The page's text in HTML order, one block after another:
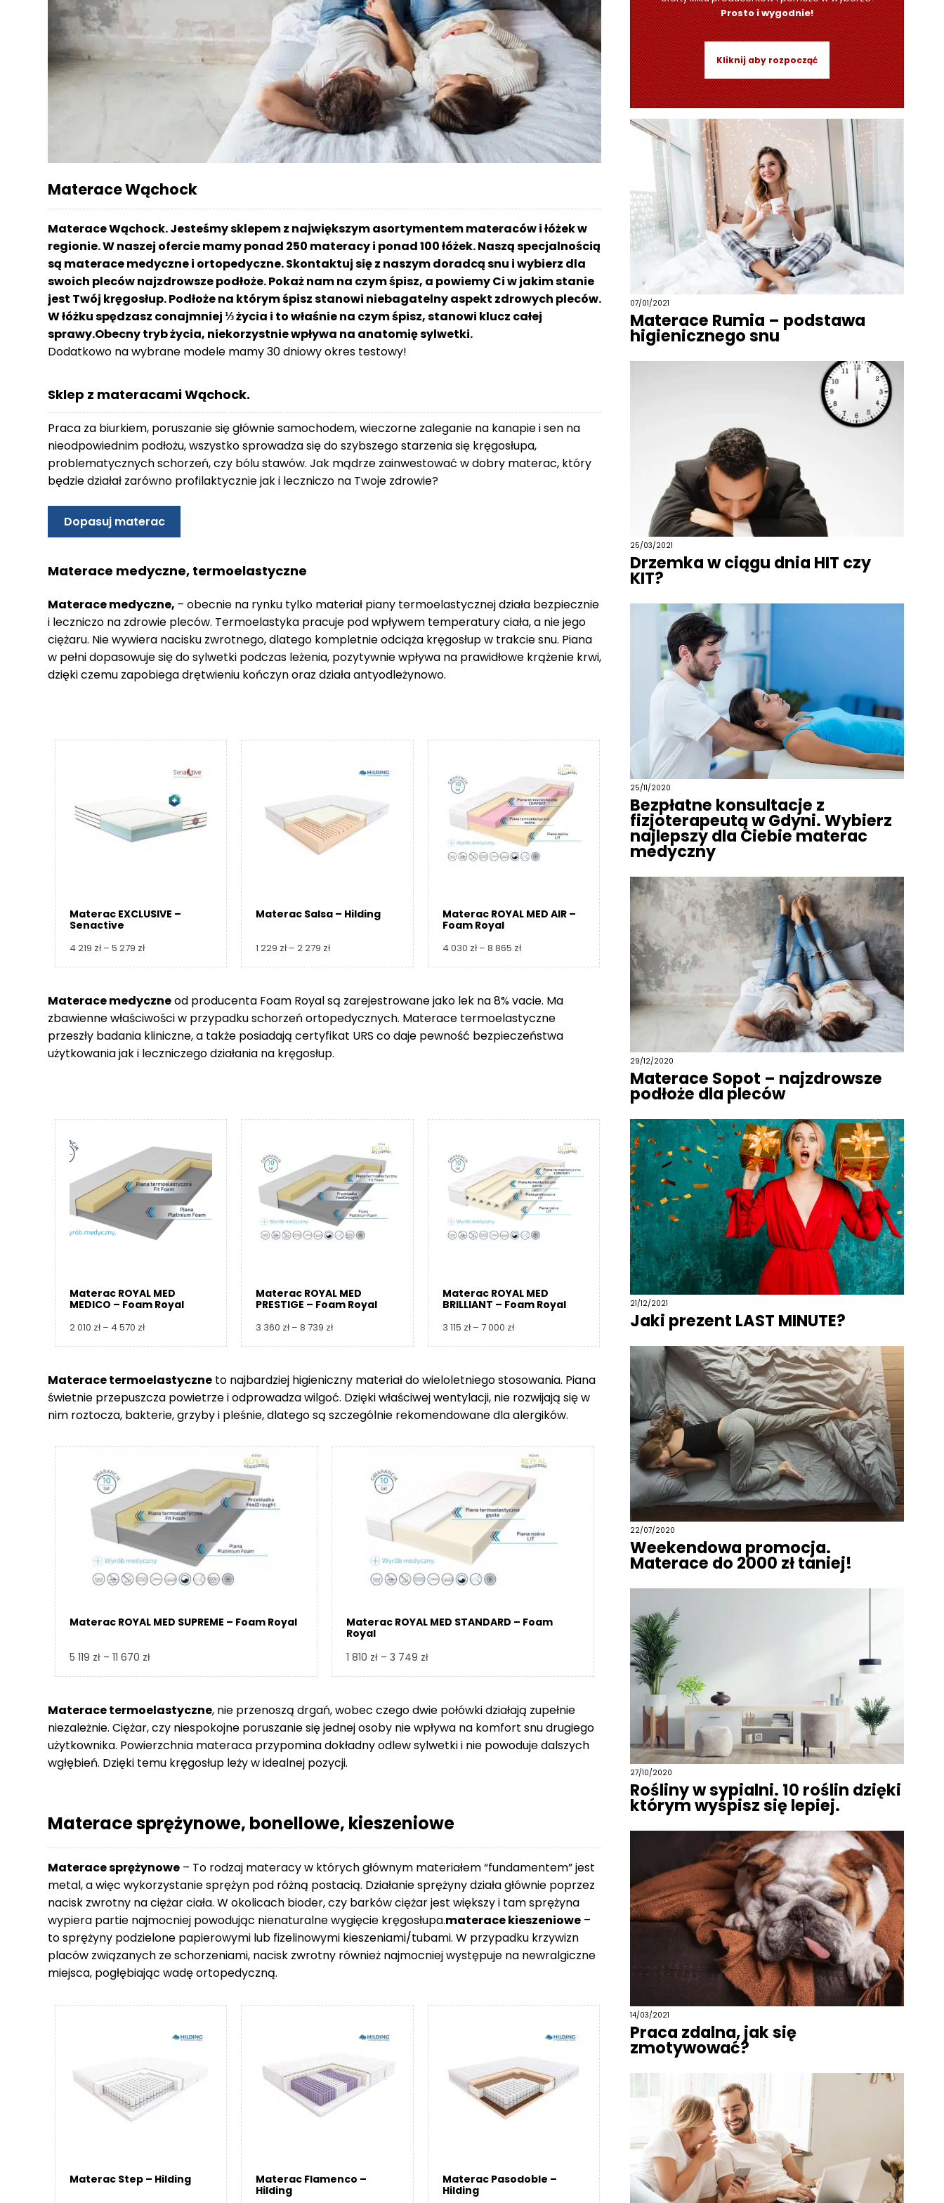
Materace Wąchock
Materace Wąchock. Jesteśmy sklepem z największym asortymentem materaców i łóżek w
regionie. W naszej ofercie mamy ponad 250 materacy i ponad 100 łóżek. Naszą specjalnością
są materace medyczne i ortopedyczne. Skontaktuj się z naszym doradcą snu i wybierz dla
swoich pleców najzdrowsze podłoże. Pokaż nam na czym śpisz, a powiemy Ci w jakim stanie
jest Twój kręgosłup. Podłoże na którym śpisz stanowi niebagatelny aspekt zdrowych pleców.
W łóżku spędzasz conajmniej ⅓ życia i to właśnie na czym śpisz, stanowi klucz całej
sprawy.Obecny tryb życia, niekorzystnie wpływa na anatomię sylwetki.
Dodatkowo na wybrane modele mamy 30 dniowy okres testowy!
Sklep z materacami Wąchock.
Praca za biurkiem, poruszanie się głównie samochodem, wieczorne zaleganie na kanapie i sen na
nieodpowiednim podłożu, wszystko sprowadza się do szybszego starzenia się kręgosłupa,
problematycznych schorzeń, czy bólu stawów. Jak mądrze zainwestować w dobry materac, który
będzie działał zarówno profilaktycznie jak i leczniczo na Twoje zdrowie?
Dopasuj materac
Materace medyczne, termoelastyczne
Materace medyczne, – obecnie na rynku tylko materiał piany termoelastycznej działa bezpiecznie
i leczniczo na zdrowie pleców. Termoelastyka pracuje pod wpływem temperatury ciała, a nie jego
ciężaru. Nie wywiera nacisku zwrotnego, dlatego kompletnie odciąża kręgosłup w trakcie snu. Piana
w pełni dopasowuje się do sylwetki podczas leżenia, pozytywnie wpływa na prawidłowe krążenie krwi,
dzięki czemu zapobiega drętwieniu kończyn oraz działa antyodleżynowo.
Materac EXCLUSIVE –
Senactive
4 219 zł – 5 279 złZakres
219 zł
do
5
279 zł
Materac Salsa – Hilding
1 229 zł – 2 279 złZakres
229 zł
do
2
Materac ROYAL MED AIR –
Foam Royal
4 030 zł – 8 865 złZakres
030 zł
do
8
Materace medyczneod producenta Foam Royal są zarejestrowane jako lek na 8% vacie. Ma
zbawienne właściwości w przypadku schorzeń ortopedycznych. Materace termoelastyczne
przeszły badania kliniczne, a także posiadają certyfikat URS co daje pewność bezpieczeństwa
użytkowania jak i leczniczego działania na kręgosłup.
Materac ROYAL MED
MEDICO – Foam Royal
2 010 zł – 4 570 złZakres
010 zł
do
4
Materac ROYAL MED
PRESTIGE – Foam Royal
3 360 zł – 8 739 złZakres
360 zł
do
8
Materac ROYAL MED
BRILLIANT – Foam Royal
3 115 zł – 7 000 złZakres
115 zł
do
7
000 zł
Materace termoelastyczneto najbardziej higieniczny materiał do wieloletniego stosowania. Piana
świetnie przepuszcza powietrze i odprowadza wilgoć. Dzięki właściwej wentylacji, nie rozwijają się w
nim roztocza, bakterie, grzyby i pleśnie, dlatego są szczególnie rekomendowane dla alergików.
Materac ROYAL MED SUPREME – Foam Royal
5 119 zł – 11 670 złZakres
5
119 zł
do
11
670 zł
Materac ROYAL MED STANDARD – Foam
Royal
1 810 zł – 3 749 złZakres
1
810 zł
do
3
Materace termoelastyczne, nie przenoszą drgań, wobec czego dwie połówki działają zupełnie
niezależnie. Ciężar, czy niespokojne poruszanie się jednej osoby nie wpływa na komfort snu drugiego
użytkownika. Powierzchnia materaca przypomina dokładny odlew sylwetki i nie powoduje dalszych
wgłębień. Dzięki temu kręgosłup leży w idealnej pozycji.
Materace sprężynowe, bonellowe, kieszeniowe
Materace sprężynowe– To rodzaj materacy w których głównym materiałem “fundamentem” jest
metal, a więc wykorzystanie sprężyn pod różną postacią. Działanie sprężyny działa głównie poprzez
nacisk zwrotny na ciężar ciała. W okolicach bioder, czy barków ciężar jest większy i tam sprężyna
wypiera partie najmocniej powodując nienaturalne wygięcie kręgosłupa.materace kieszeniowe–
to sprężyny podzielone papierowymi lub fizelinowymi kieszeniami/tubami. W przypadku krzywizn
placów związanych ze schorzeniami, nacisk zwrotny również najmocniej występuje na newralgiczne
miejsca, pogłębiając wadę ortopedyczną.
Materac Step – Hilding
Materac Flamenco –
Hilding
Materac Pasodoble –
Hilding
Prosto i wygodnie!
Kliknij aby rozpocząć
07/01/2021
Materace Rumia – podstawa
higienicznego snu
25/03/2021
Drzemka w ciągu dnia HIT czy
KIT?
25/11/2020
Bezpłatne konsultacje z
fizjoterapeutą w Gdyni. Wybierz
najlepszy dla Ciebie materac
medyczny
29/12/2020
Materace Sopot – najzdrowsze
podłoże dla pleców
21/12/2021
Jaki prezent LAST MINUTE?
22/07/2020
Weekendowa promocja.
Materace do 2000 zł taniej!
27/10/2020
Rośliny w sypialni. 10 roślin dzięki
którym wyśpisz się lepiej.
14/03/2021
Praca zdalna, jak się
zmotywować?